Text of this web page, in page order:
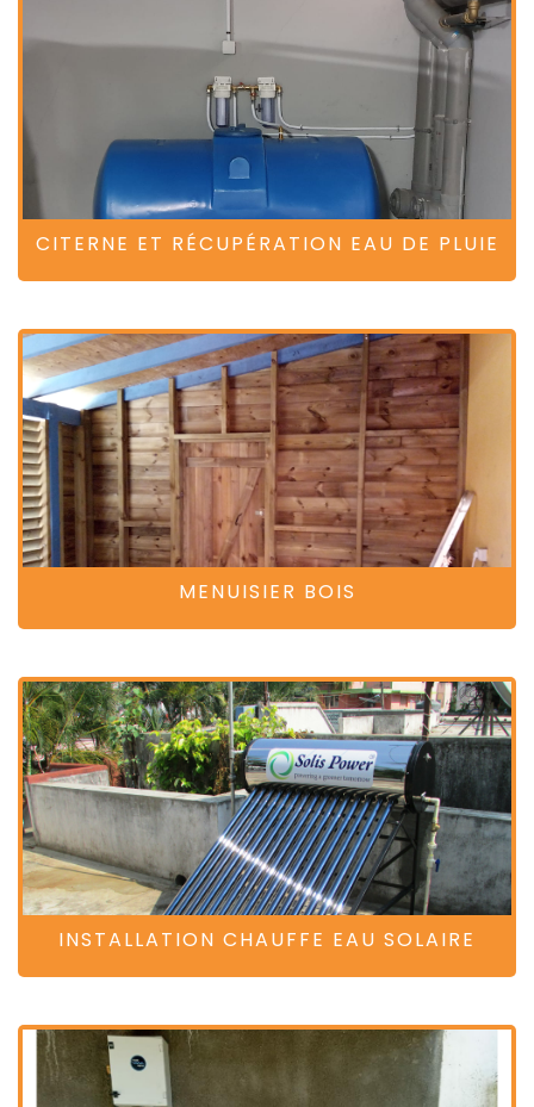
CITERNE ET RÉCUPÉRATION EAU DE PLUIE
MENUISIER BOIS
INSTALLATION CHAUFFE EAU SOLAIRE